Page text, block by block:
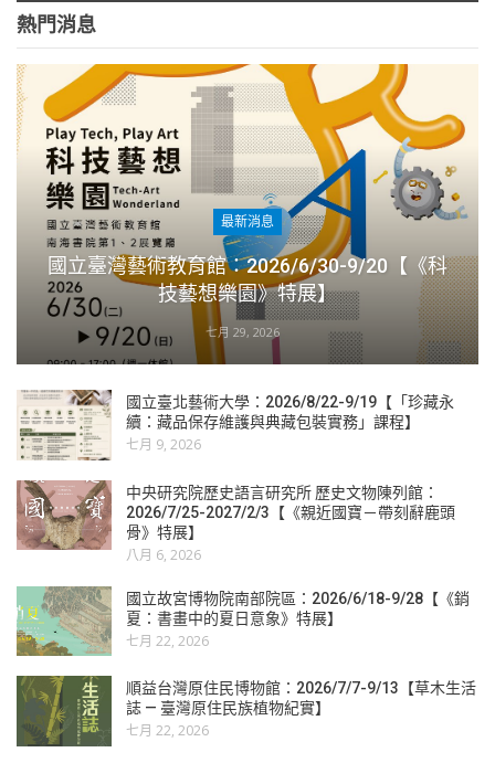
熱門消息
最新消息
國立臺灣藝術教育館：2026/6/30-9/20【《科
技藝想樂園》特展】
七月 29, 2026
國立臺北藝術大學：2026/8/22-9/19【「珍藏永
續：藏品保存維護與典藏包裝實務」課程】
七月 9, 2026
中央研究院歷史語言研究所 歷史文物陳列館：
2026/7/25-2027/2/3【《親近國寶－帶刻辭鹿頭
骨》特展】
八月 6, 2026
國立故宮博物院南部院區：2026/6/18-9/28【《銷
夏：書畫中的夏日意象》特展】
七月 22, 2026
順益台灣原住民博物館：2026/7/7-9/13【草木生活
誌 — 臺灣原住民族植物紀實】
七月 22, 2026